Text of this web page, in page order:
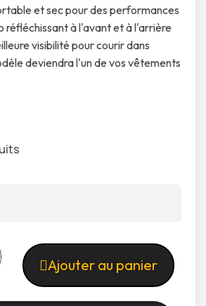
et sec pour des performances
réfléchissant à l'avant et à l'arrière
visibilité pour courir dans
deviendra l'un de vos vêtements
Ajouter au panier